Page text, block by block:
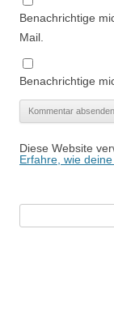
Benachrichtige
Mail.
Benachrichtige
Diese Website
Erfahre, wie